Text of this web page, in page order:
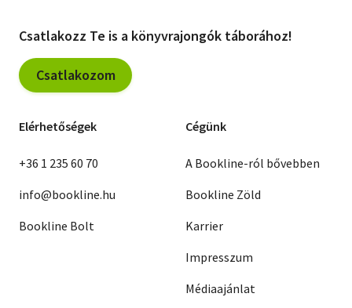
Csatlakozz Te is a könyvrajongók táborához!
Csatlakozom
Elérhetőségek
+36 1 235 60 70
info@bookline.hu
Bookline Bolt
Cégünk
A Bookline-ról bővebben
Bookline Zöld
Karrier
Impresszum
Médiaajánlat